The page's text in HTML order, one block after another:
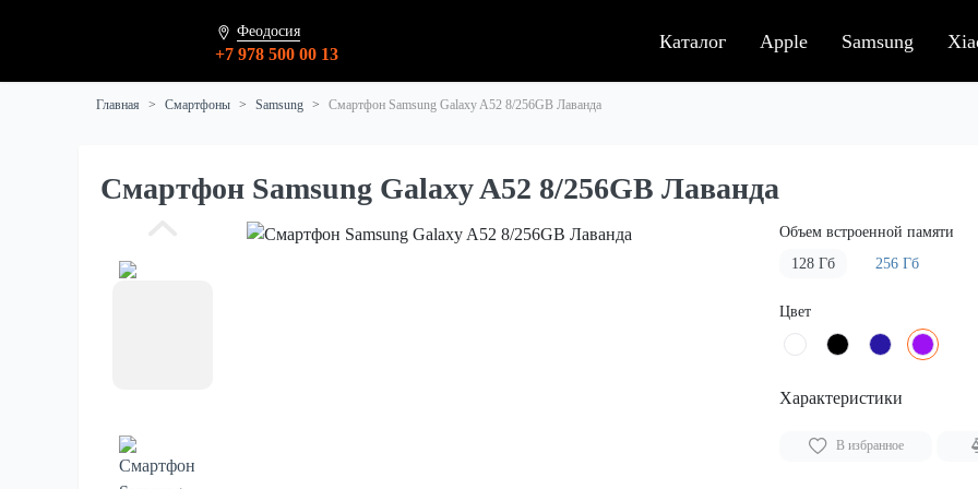
Феодосия
+7 978 500 00 13
Каталог Apple Samsung
Главная Смартфоны Samsung Смартфон Samsung Galaxy A52 8/256GB Лаванда
Смартфон Samsung Galaxy A52 8/256GB Лаванда
Объем встроенной памяти
128 Гб
256 Гб
Цвет
Характеристики
В избранное